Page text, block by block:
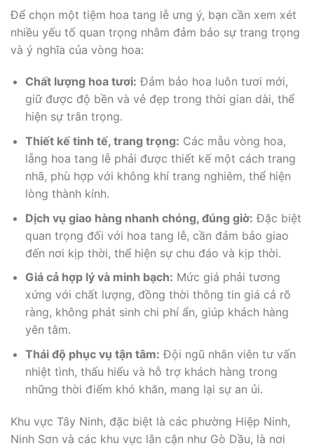
Để chọn một tiệm hoa tang lễ ưng ý, bạn cần xem xét
nhiều yếu tố quan trọng nhằm đảm bảo sự trang trọng
và ý nghĩa của vòng hoa:
Chất lượng hoa tươi: Đảm bảo hoa luôn tươi mới,
giữ được độ bền và vẻ đẹp trong thời gian dài, thể
hiện sự trân trọng.
Thiết kế tinh tế, trang trọng: Các mẫu vòng hoa,
lẵng hoa tang lễ phải được thiết kế một cách trang
nhã, phù hợp với không khí trang nghiêm, thể hiện
lòng thành kính.
Dịch vụ giao hàng nhanh chóng, đúng giờ: Đặc biệt
quan trọng đối với hoa tang lễ, cần đảm bảo giao
đến nơi kịp thời, thể hiện sự chu đáo và kịp thời.
Giá cả hợp lý và minh bạch: Mức giá phải tương
xứng với chất lượng, đồng thời thông tin giá cả rõ
ràng, không phát sinh chi phí ẩn, giúp khách hàng
yên tâm.
Thái độ phục vụ tận tâm: Đội ngũ nhân viên tư vấn
nhiệt tình, thấu hiểu và hỗ trợ khách hàng trong
những thời điểm khó khăn, mang lại sự an ủi.
Khu vực Tây Ninh, đặc biệt là các phường Hiệp Ninh,
Ninh Sơn và các khu vực lân cận như Gò Dầu, là nơi